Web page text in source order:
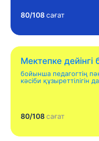
80/108сағат
Мектепке дейінгі
бойынша педагогтің
кәсіби құзыреттілігін
80/108сағат